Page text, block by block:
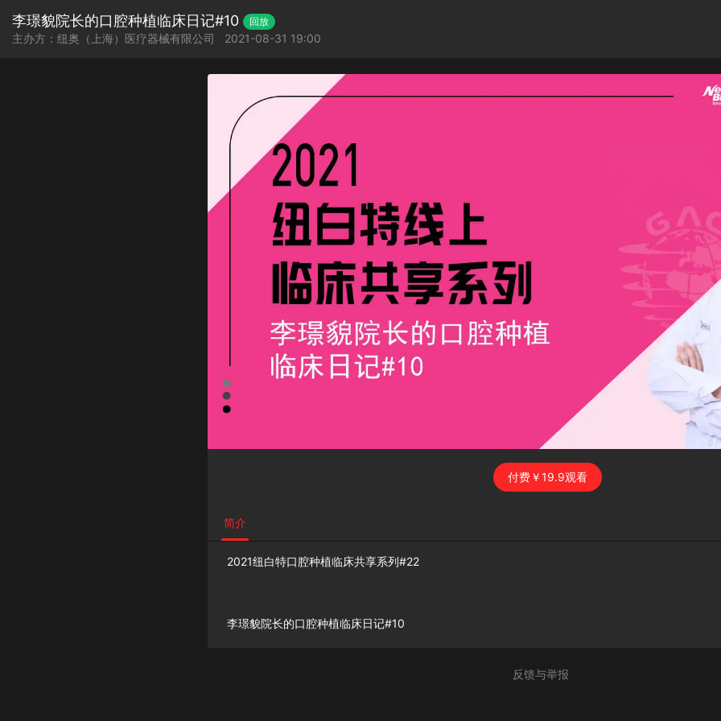
李璟貌院长的口腔种植临床日记#10 回放
主办方：纽奥（上海）医疗器械有限公司 2021-08-31 19:00
付费￥19.9观看
简介
2021纽白特口腔种植临床共享系列#22
李璟貌院长的口腔种植临床日记#10
反馈与举报